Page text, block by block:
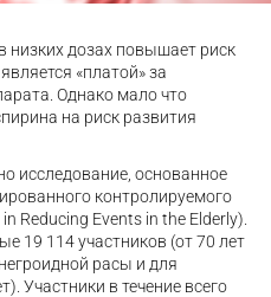
дозах повышает риск
«платой» за
Однако мало что
на риск развития
исследование, основанное
контролируемого
Reducing Events in the Elderly).
19 114 участников (от 70 лет
расы и для
Участники в течение всего